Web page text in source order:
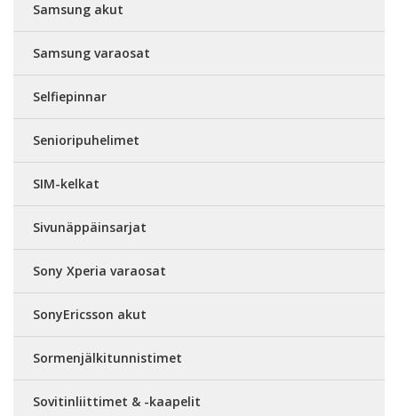
Samsung akut
Samsung varaosat
Selfiepinnar
Senioripuhelimet
SIM-kelkat
Sivunäppäinsarjat
Sony Xperia varaosat
SonyEricsson akut
Sormenjälkitunnistimet
Sovitinliittimet & -kaapelit